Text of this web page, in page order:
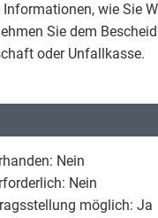
wie Sie
Sie dem
oder Unfallkasse.
Nein
Nein
möglich: Ja